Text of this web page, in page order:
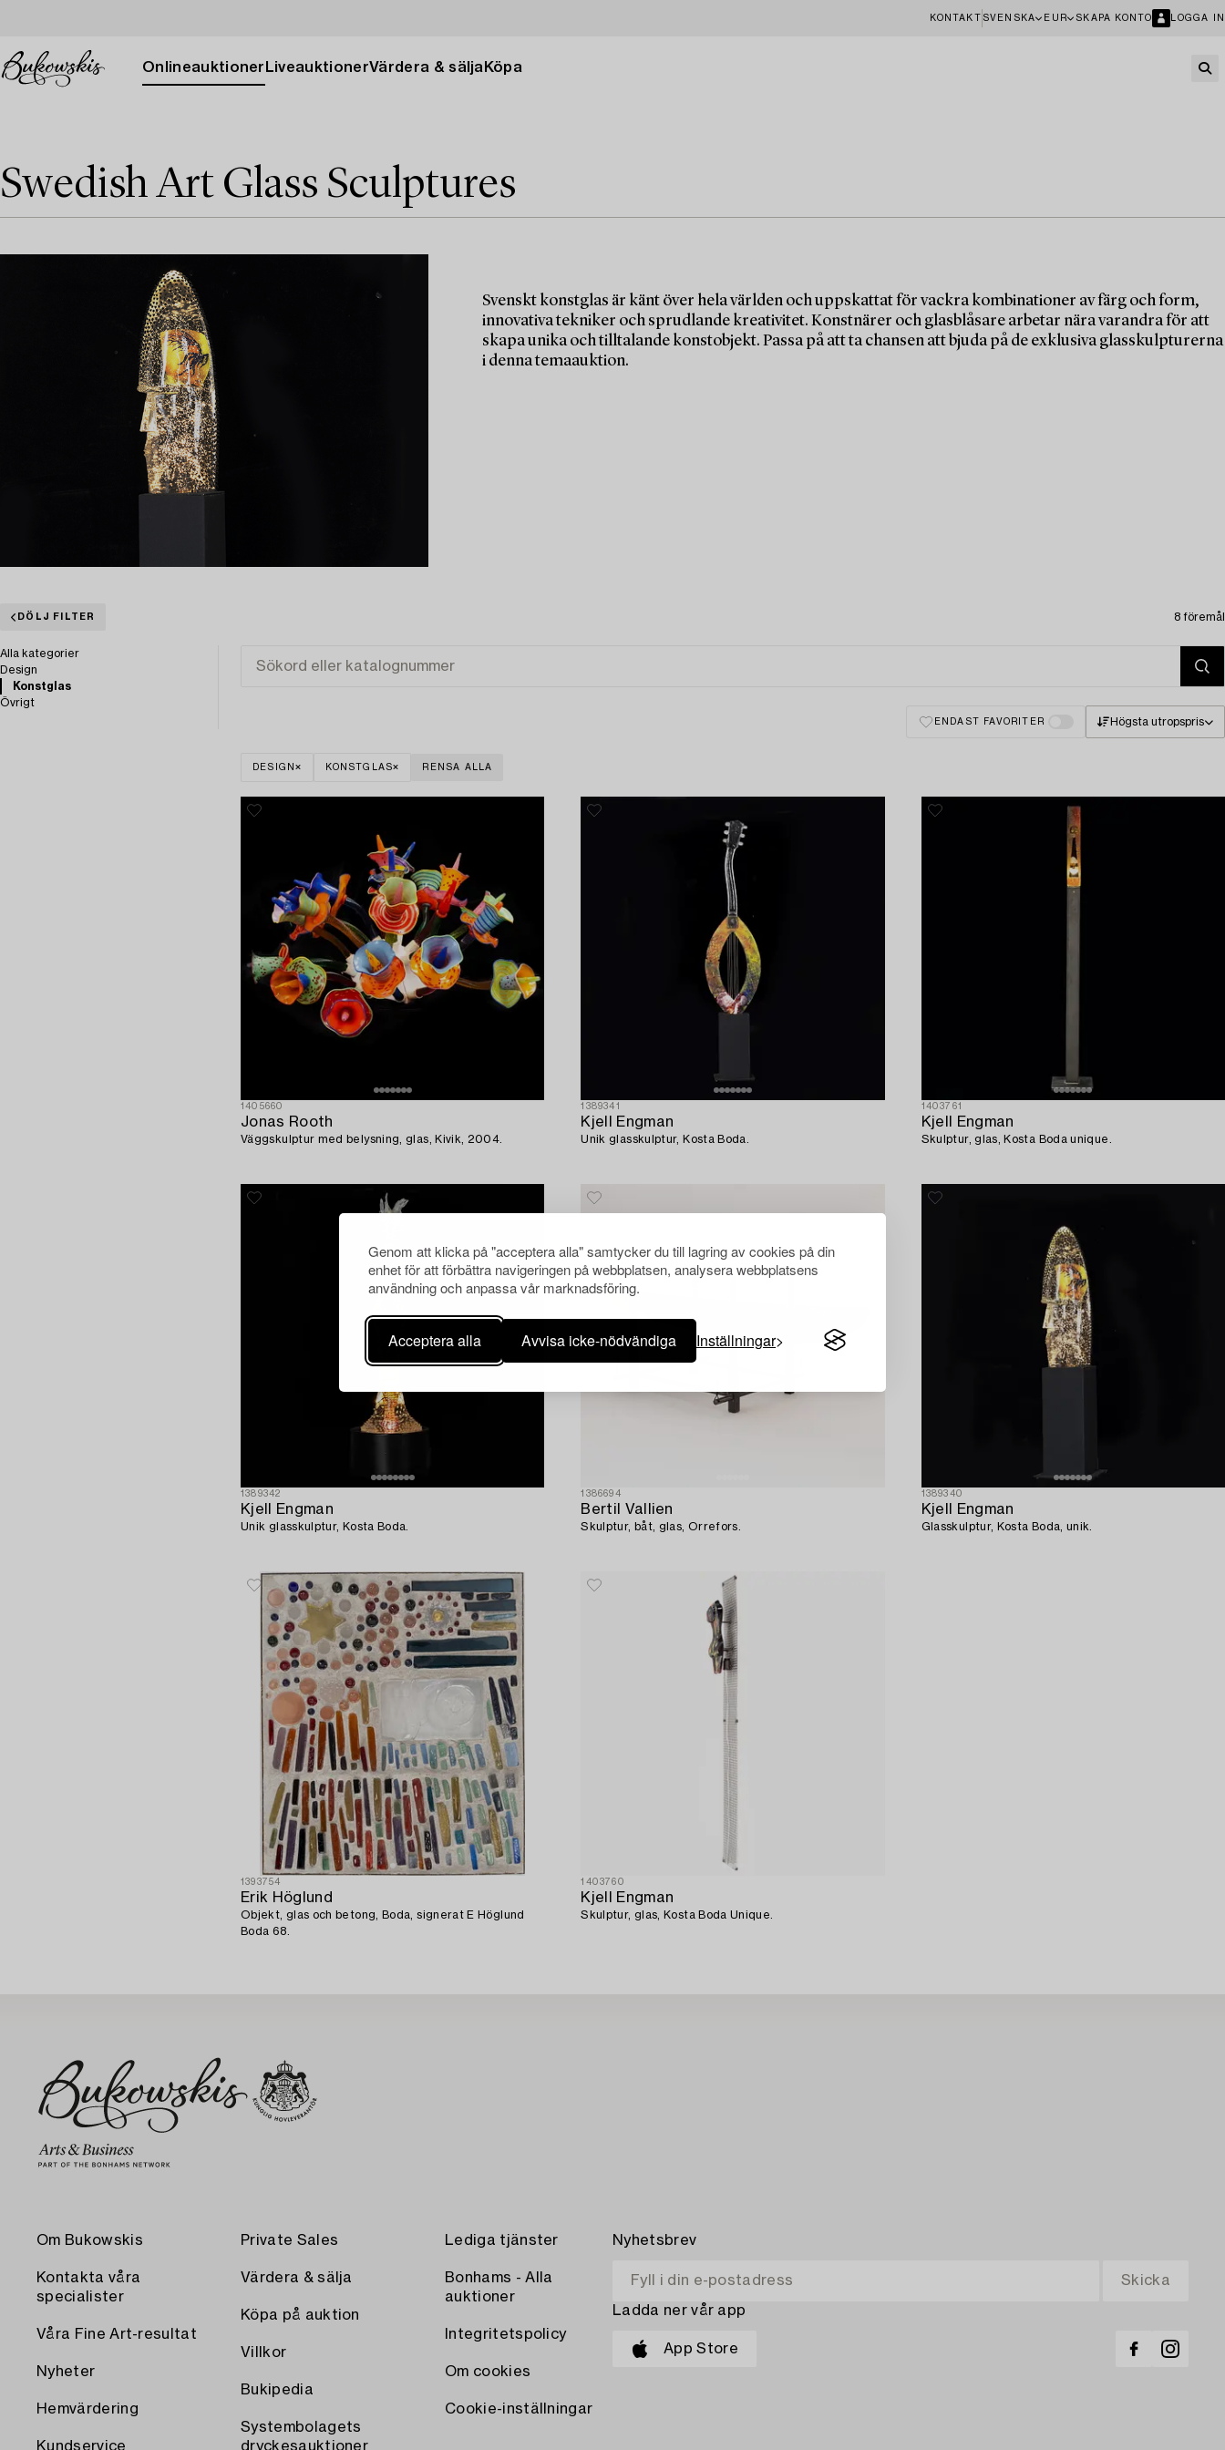
Genom att klicka på "acceptera alla" samtycker du till lagring av cookies på din
enhet för att förbättra navigeringen på webbplatsen, analysera webbplatsens
användning och anpassa vår marknadsföring.
Acceptera alla Avvisa icke-nödvändiga Inställningar
KONTAKT SVENSKA EUR SKAPA KONTO LOGGA IN
Onlineauktioner LiveauktionerVärdera & sälja Köpa
Swedish Art Glass Sculptures
Svenskt konstglas är känt över hela världen och uppskattat för vackra kombinationer av färg och form,
innovativa tekniker och sprudlande kreativitet. Konstnärer och glasblåsare arbetar nära varandra för att
skapa unika och tilltalande konstobjekt. Passa på att ta chansen att bjuda på de exklusiva glasskulpturerna
i denna temaauktion.
DÖLJ FILTER 8 föremål
Alla kategorier
Design
Konstglas
Övrigt
ENDAST FAVORITER Högsta utropspris
DESIGN KONSTGLAS RENSA ALLA
1405660
Jonas Rooth
Väggskulptur med belysning, glas, Kivik, 2004.
1389341
Kjell Engman
Unik glasskulptur, Kosta Boda.
1403761
Kjell Engman
Skulptur, glas, Kosta Boda unique.
1389342
Kjell Engman
Unik glasskulptur, Kosta Boda.
1386694
Bertil Vallien
Skulptur, båt, glas, Orrefors.
1389340
Kjell Engman
Glasskulptur, Kosta Boda, unik.
1393754
Erik Höglund
Objekt, glas och betong, Boda, signerat E Höglund
Boda 68.
1403760
Kjell Engman
Skulptur, glas, Kosta Boda Unique.
Om Bukowskis
Kontakta våra
specialister
Våra Fine Art-resultat
Nyheter
Hemvärdering
Kundservice
Private Sales
Värdera & sälja
Köpa på auktion
Villkor
Bukipedia
Systembolagets
dryckesauktioner
Lediga tjänster
Bonhams - Alla
auktioner
Integritetspolicy
Om cookies
Cookie-inställningar
Nyhetsbrev
Ladda ner vår app
App Store